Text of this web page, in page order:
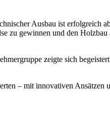
Ausbau ist erfolgreich
zu gewinnen und den
zeigte sich
– mit innovativen Ansätzen